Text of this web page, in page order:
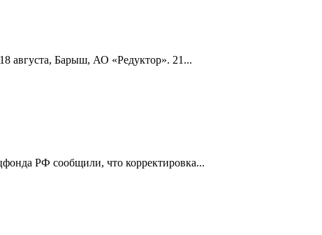
августа, Барыш, АО «Редуктор». 21...
РФ сообщили, что корректировка...